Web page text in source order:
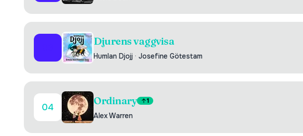
Djurens vaggvisa
Humlan Djojj · Josefine Götestam
04
Ordinary 1
Alex Warren